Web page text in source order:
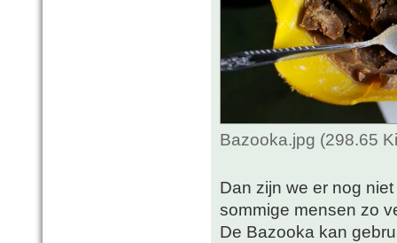
Bazooka.jpg (298.65
Dan zijn we er nog
sommige mensen zo
De Bazooka kan